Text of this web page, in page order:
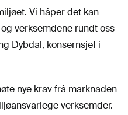
Vi håper det kan
verksemdene rundt oss
Dybdal, konsernsjef i
nye krav frå marknaden
verksemder.